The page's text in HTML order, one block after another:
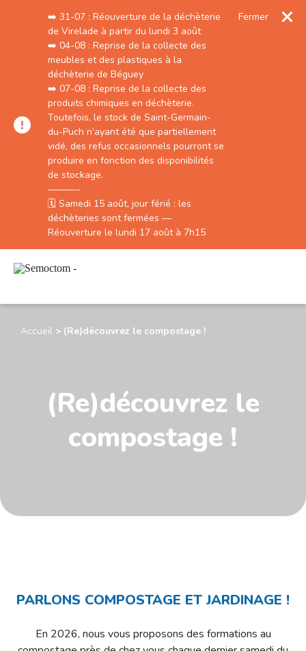
➡️ 31-07 : Réouverture de la déchèterie
de Virelade à partir du lundi 3 août
➡️⁣⁣⁣ 04-08 : Reprise de la collecte des
meubles et des plastiques à la
déchèterie de Béguey
➡️⁣⁣⁣ 07-08 : Reprise de la collecte des
produits chimiques en déchèterie.
Toutefois, le stock de Saint-Germain-
du-Puch n’ayant été que partiellement
vidé, des refus occasionnels pourront se
produire en fonction des disponibilités
de stockage.
———-
🗓️ Samedi 15 août, jour férié : les
déchèteries sont fermées —
Réouverture le lundi 17 août à 7h15
Fermer
Accueil > (Re)découvrez le compostage !
(Re)découvrez le
compostage !
PARLONS COMPOSTAGE ET JARDINAGE !
En 2026, nous vous proposons des formations au